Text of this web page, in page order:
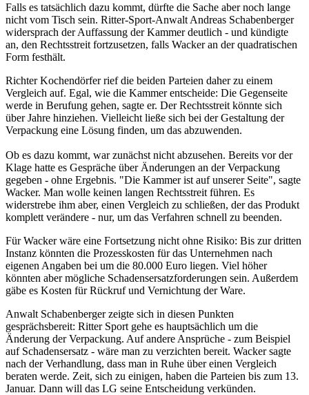
Falls es tatsächlich dazu kommt, dürfte die Sache aber noch lange
nicht vom Tisch sein. Ritter-Sport-Anwalt Andreas Schabenberger
widersprach der Auffassung der Kammer deutlich - und kündigte
an, den Rechtsstreit fortzusetzen, falls Wacker an der quadratischen
Form festhält.
Richter Kochendörfer rief die beiden Parteien daher zu einem
Vergleich auf. Egal, wie die Kammer entscheide: Die Gegenseite
werde in Berufung gehen, sagte er. Der Rechtsstreit könnte sich
über Jahre hinziehen. Vielleicht ließe sich bei der Gestaltung der
Verpackung eine Lösung finden, um das abzuwenden.
Ob es dazu kommt, war zunächst nicht abzusehen. Bereits vor der
Klage hatte es Gespräche über Änderungen an der Verpackung
gegeben - ohne Ergebnis. "Die Kammer ist auf unserer Seite", sagte
Wacker. Man wolle keinen langen Rechtsstreit führen. Es
widerstrebe ihm aber, einen Vergleich zu schließen, der das Produkt
komplett verändere - nur, um das Verfahren schnell zu beenden.
Für Wacker wäre eine Fortsetzung nicht ohne Risiko: Bis zur dritten
Instanz könnten die Prozesskosten für das Unternehmen nach
eigenen Angaben bei um die 80.000 Euro liegen. Viel höher
könnten aber mögliche Schadensersatzforderungen sein. Außerdem
gäbe es Kosten für Rückruf und Vernichtung der Ware.
Anwalt Schabenberger zeigte sich in diesen Punkten
gesprächsbereit: Ritter Sport gehe es hauptsächlich um die
Änderung der Verpackung. Auf andere Ansprüche - zum Beispiel
auf Schadensersatz - wäre man zu verzichten bereit. Wacker sagte
nach der Verhandlung, dass man in Ruhe über einen Vergleich
beraten werde. Zeit, sich zu einigen, haben die Parteien bis zum 13.
Januar. Dann will das LG seine Entscheidung verkünden.